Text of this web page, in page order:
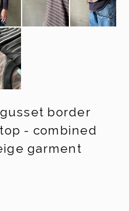
border
- combined
garment